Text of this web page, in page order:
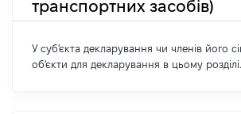
транспортних засобів)
У суб'єкта декларування чи членів його
об'єкти для декларування в цьому розділі.